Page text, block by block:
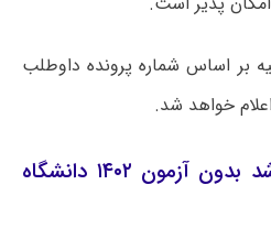
بر اساس شماره پرونده داوطلب
رشته های کارشناسی ارشد بدون آزمون ۱۴۰۲ دانشگاه